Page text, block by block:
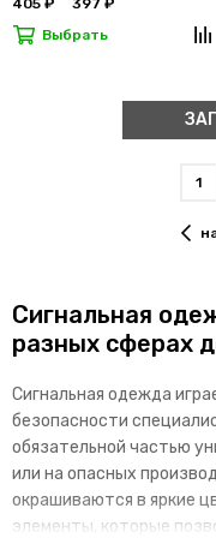
405 ₽
397 ₽
Выбрать
1
Сигнальная
разных сферах
Сигнальная одежда
безопасности
обязательной частью
или на опасных
окрашиваются в яркие
элементы, которые